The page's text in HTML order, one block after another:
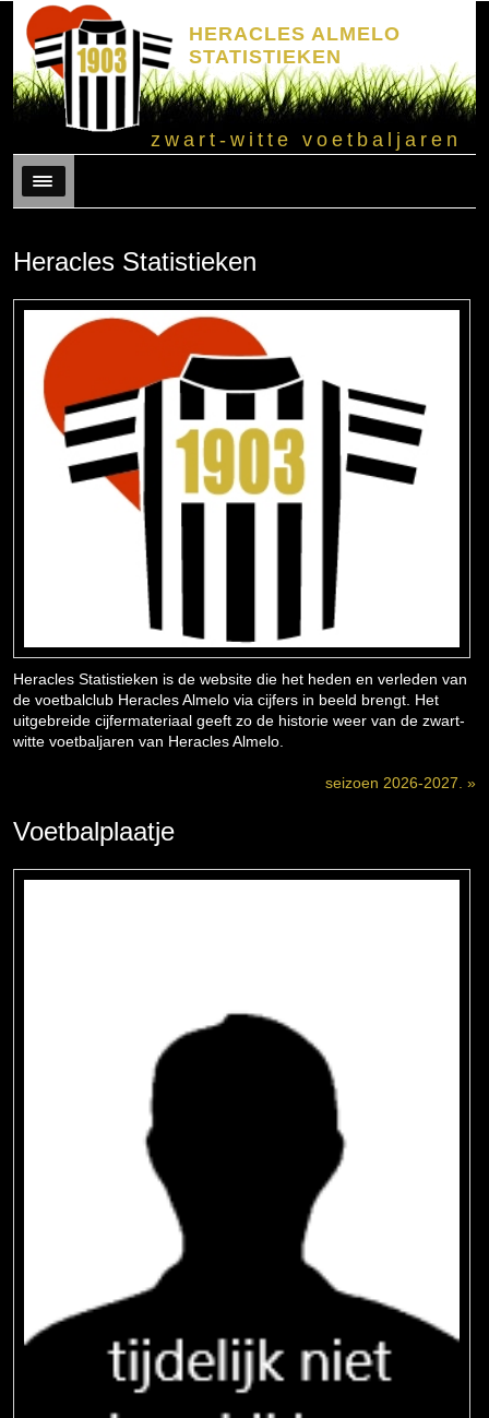
HERACLES ALMELO
STATISTIEKEN
zwart-witte voetbaljaren
Menu
Heracles Statistieken
Heracles Statistieken is de website die het heden en verleden van
de voetbalclub Heracles Almelo via cijfers in beeld brengt. Het
uitgebreide cijfermateriaal geeft zo de historie weer van de zwart-
witte voetbaljaren van Heracles Almelo.
seizoen 2026-2027. »
Voetbalplaatje